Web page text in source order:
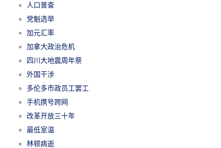
人口普查
党魁选举
加元汇率
加拿大政治危机
四川大地震周年祭
外国干涉
多伦多市政员工罢工
手机携号跨网
改革开放三十年
最低室温
林顿病逝